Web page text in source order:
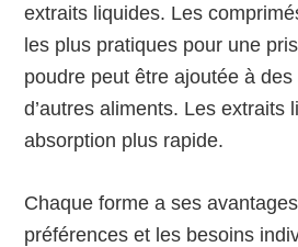
extraits liquides. Les
les plus pratiques pour une
poudre peut être ajoutée à
d’autres aliments. Les extraits
absorption plus rapide.
Chaque forme a ses
préférences et les besoins